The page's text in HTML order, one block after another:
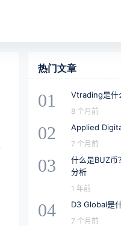
热门文章
01 Vtrading是什
8 个月前
02 Applied
7 个月前
03
什么是BUZ币
分析
1 年前
04 D3 Global是
7 个月前